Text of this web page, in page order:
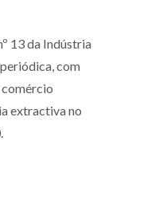
13 da Indústria
com
comércio
extractiva no